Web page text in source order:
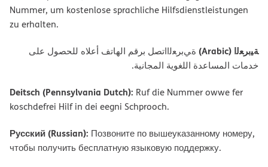
Nummer, um kostenlose sprachliche Hilfsdienstleistungen
zu erhalten.
ﺔﯿﺑﺮﻌﻟا (Arabic)
ةﻲﺑﺮﻌﻟااﺗﺼﻞ ﺑﺮﻗﻢ اﻟﮭﺎﺗﻒ أﻋﻼه ﻟﻠﺤﺼﻮل ﻋﻠﻰ
ﺧﺪﻣﺎت اﻟﻤﺴﺎﻋﺪة اﻟﻠﻐﻮﯾﺔ اﻟﻤﺠﺎﻧﯿﺔ.
Deitsch (Pennsylvania Dutch): Ruf die Nummer owwe fer
koschdefrei Hilf in dei eegni Schprooch.
Русский (Russian): Позвоните по вышеуказанному номеру,
чтобы получить бесплатную языковую поддержку.